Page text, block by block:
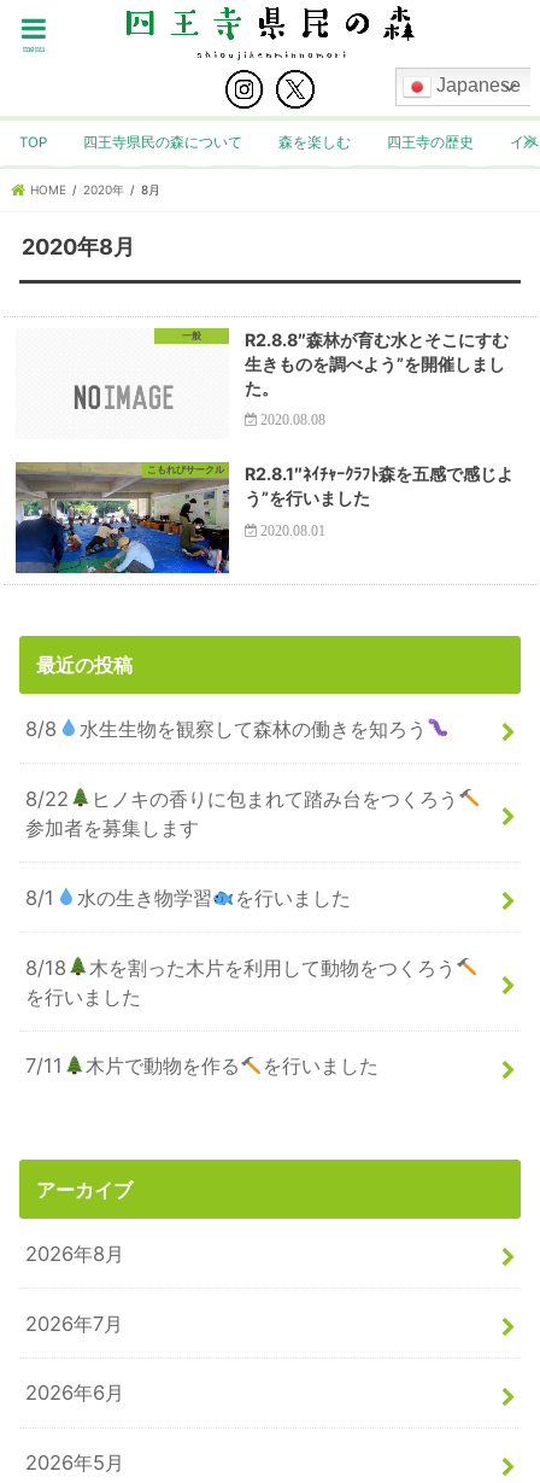
Japanese
menu
TOP 四王寺県民の森について 森を楽しむ 四王寺の歴史 イ
HOME 2020年 8月
2020年8月
一般
R2.8.8″森林が育む水とそこにすむ
生きものを調べよう”を開催しまし
た。
2020.08.08
こもれびサークル
R2.8.1″ﾈｲﾁｬｰｸﾗﾌﾄ森を五感で感じよ
う”を行いました
2020.08.01
最近の投稿
8/8 水生生物を観察して森林の働きを知ろう
8/22
ヒノキの香りに包まれて踏み台をつくろう
参加者を募集します
8/1 水の生き物学習 を行いました
8/18
木を割った木片を利用して動物をつくろう
を行いました
7/11 木片で動物を作る を行いました
アーカイブ
2026年8月
2026年7月
2026年6月
2026年5月